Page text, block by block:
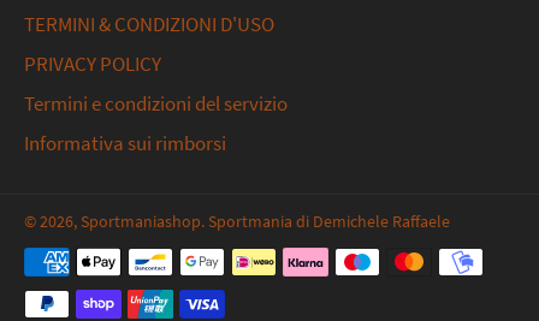
TERMINI & CONDIZIONI D'USO
PRIVACY POLICY
Termini e condizioni del servizio
Informativa sui rimborsi
© 2026, Sportmaniashop. Sportmania di Demichele Raffaele
Metodi
di
pagamento